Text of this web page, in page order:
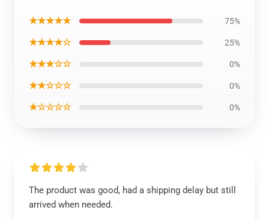
★★★★★ 75%
★★★★☆ 25%
★★★☆☆ 0%
★★☆☆☆ 0%
★☆☆☆☆ 0%
The product was good, had a shipping delay but still
arrived when needed.